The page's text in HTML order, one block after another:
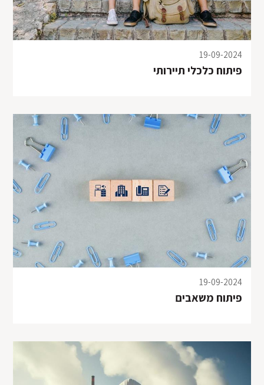
19-09-2024
פיתוח כלכלי תיירותי
את כלי הרכב
19-09-2024
פיתוח משאבים
את כלי הרכב